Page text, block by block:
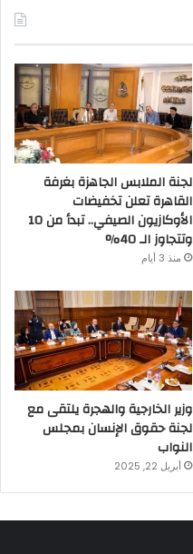
لجنة الملابس الجاهزة بغرفة
القاهرة تعلن تخفيضات
الأوكازيون الصيفي.. تبدأ من 10
وتتجاوز الـ 40%
منذ 3 أيام
وزير الخارجية والهجرة يلتقى مع
لجنة حقوق الإنسان بمجلس
النواب
أبريل 22, 2025